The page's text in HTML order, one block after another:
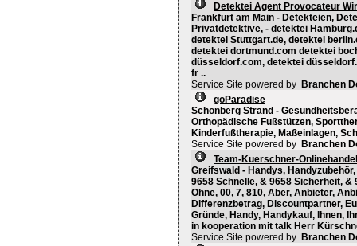
Detektei Agent Provocateur
Frankfurt am Main - Detekteien,
Privatdetektive, - detektei
detektei Stuttgart.de, detektei
detektei dortmund.com detektei
düsseldorf.com, detektei
fr ..
Service Site powered by Branchen
goParadise
Schönberg Strand -
Orthopädische Fußstützen,
Kinderfußtherapie, Maßeinlagen,
Service Site powered by Branchen
Team-Kuerschner-Onlinehandel
Greifswald - Handys,
9658 Schnelle, & 9658 Sicherheit, &
Ohne, 00, 7, 810, Aber, Anbieter,
Differenzbetrag, Discountpartner,
Gründe, Handy, Handykauf, Ihnen,
in kooperation mit talk Herr
Service Site powered by Branchen